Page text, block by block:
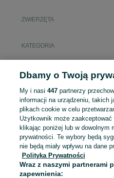
ZWIERZĘTA
KATEGORIA
rak szlachetny
Mapa kategorii
Mapa miejscowości
Mapa ministron
Popularne wyszukiwania
Dbamy o Twoją
My i nasi 447partnerzy
informacji na urządzeniu, takich
plikach cookie w celu
Użytkownik może
klikając poniżej lub w dowolnym
prywatności. Te wybory będą
nie będą miały wpływu na dane
Polityka Prywatności
Wraz z naszymi partnerami
zapewnienia: